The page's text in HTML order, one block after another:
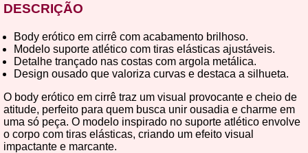
DESCRIÇÃO
Body erótico em cirrê com acabamento brilhoso.
Modelo suporte atlético com tiras elásticas ajustáveis.
Detalhe trançado nas costas com argola metálica.
Design ousado que valoriza curvas e destaca a silhueta.
O body erótico em cirrê traz um visual provocante e cheio de
atitude, perfeito para quem busca unir ousadia e charme em
uma só peça. O modelo inspirado no suporte atlético envolve
o corpo com tiras elásticas, criando um efeito visual
impactante e marcante.